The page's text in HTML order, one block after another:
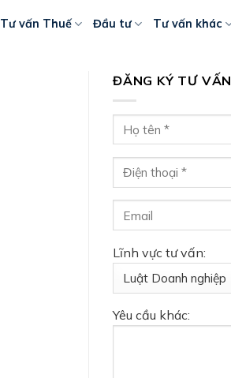
Tư vấn Thuế Đầu tư Tư vấn khác
ĐĂNG KÝ TƯ VẤN
Lĩnh vực tư vấn:
Yêu cầu khác: